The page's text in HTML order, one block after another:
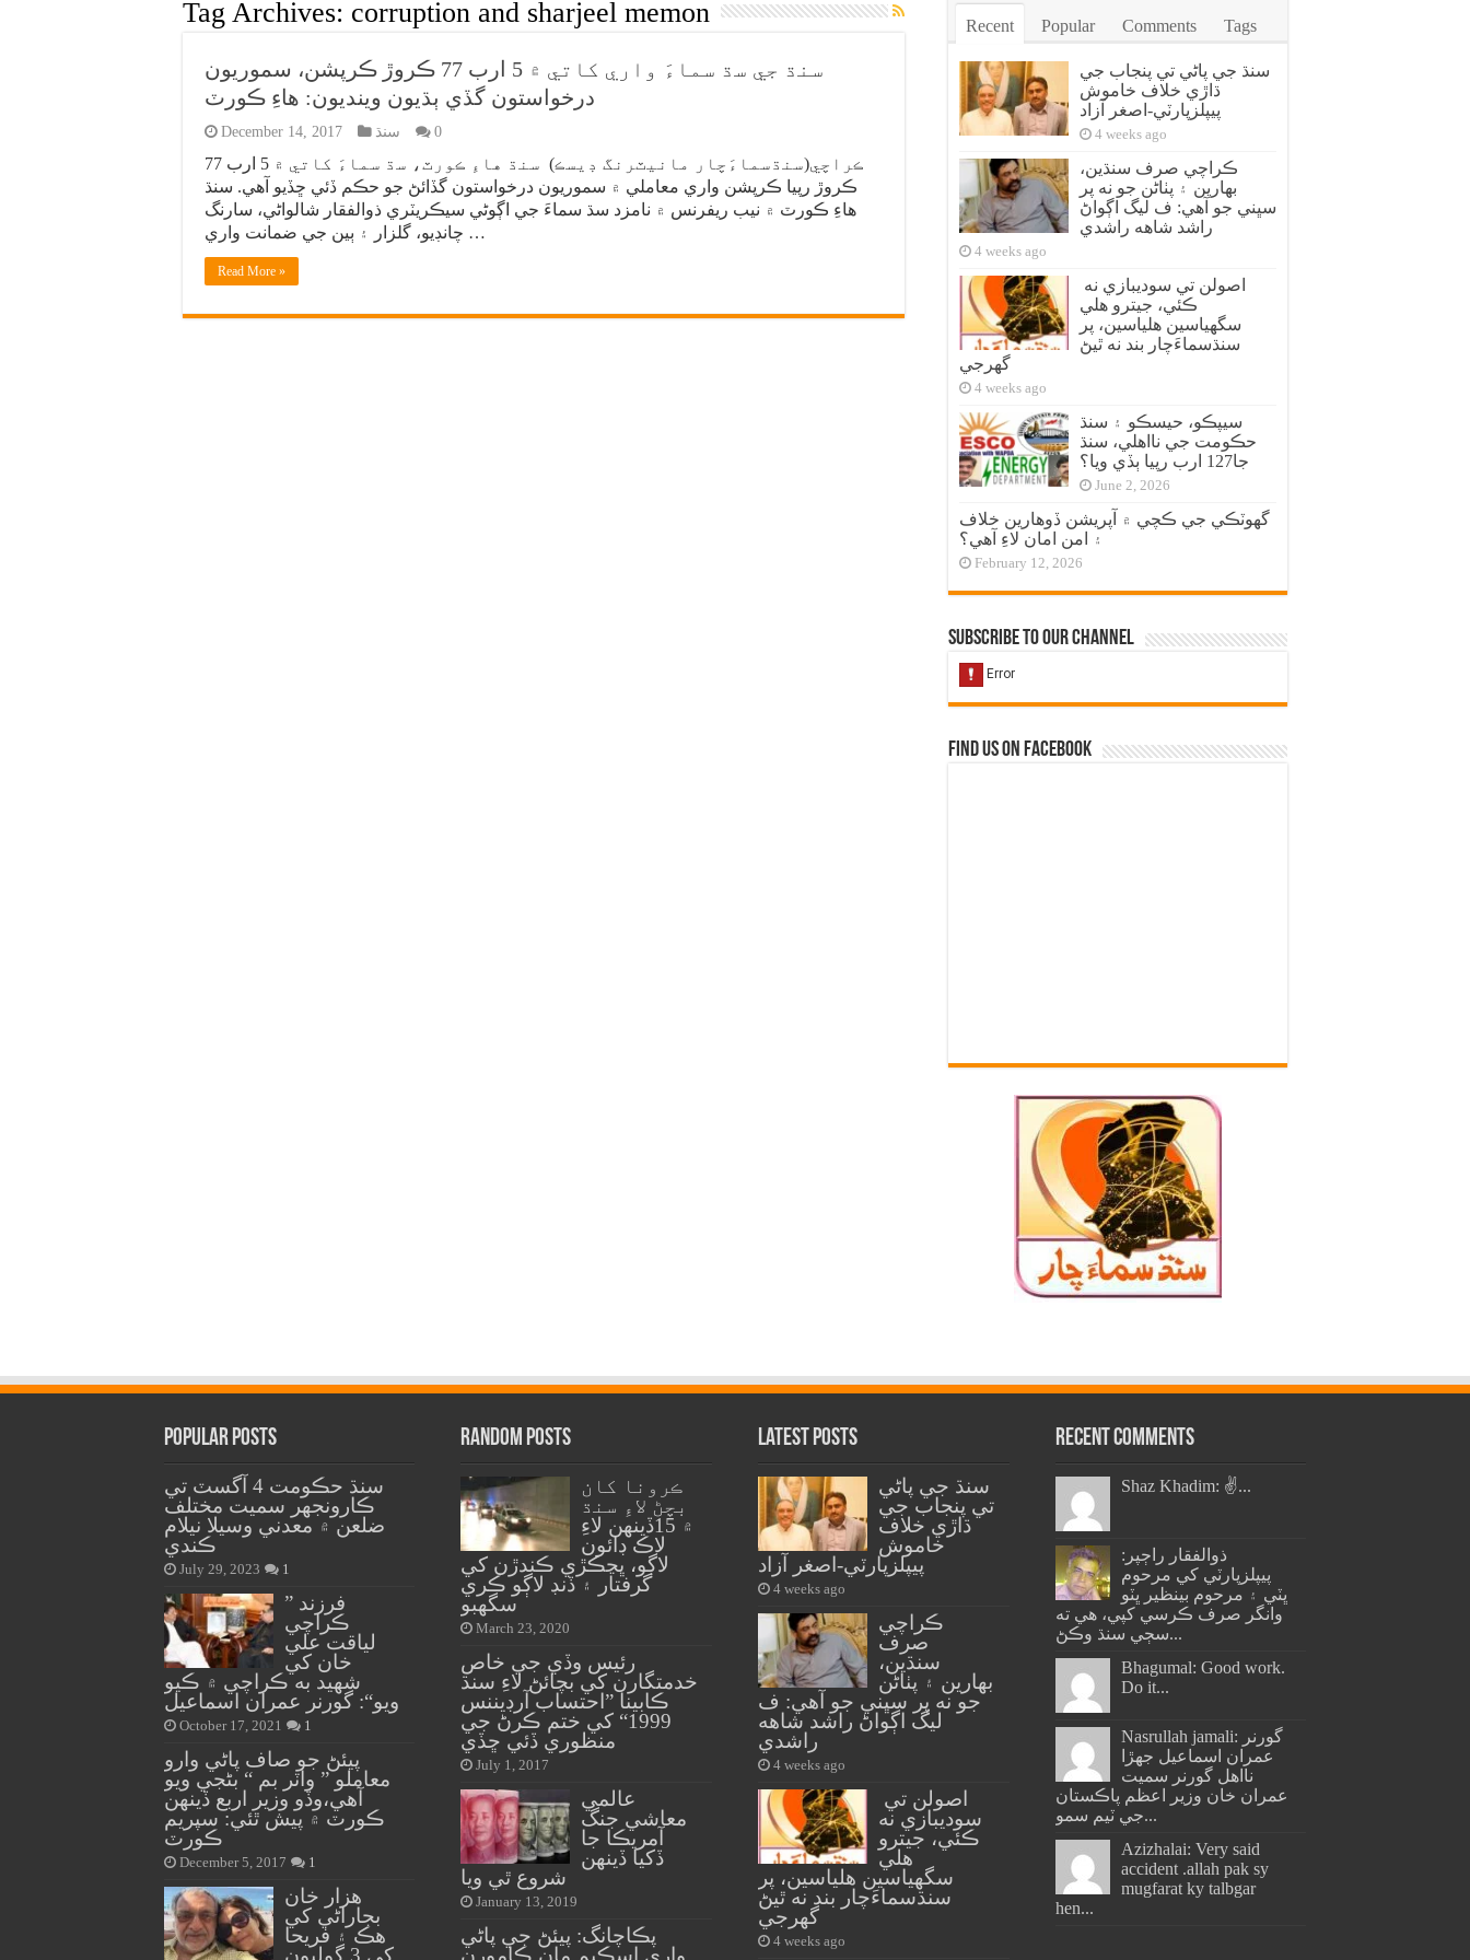
Tag Archives: corruption and sharjeel memon
سنڌ جي سڌ سماءَ واري کاتي ۾ 5 ارب 77 ڪروڙ ڪرپشن، سموريون
درخواستون گڏي ٻڌيون وينديون: هاءِ ڪورٽ
December 14, 2017 سنڌ 0
ڪراچي(سنڌسماءَچار مانيٽرنگ ڊيسڪ) سنڌ هاءِ ڪورٽ، سڌ سماءَ کاتي ۾ 5 ارب 77
ڪروڙ رپيا ڪرپشن واري معاملي ۾ سموريون درخواستون گڏائڻ جو حڪم ڏئي ڇڏيو آهي. سنڌ
هاءِ ڪورٽ ۾ نيب ريفرنس ۾ نامزد سڌ سماءَ جي اڳوڻي سيڪريٽري ذوالفقار شالواڻي، سارنگ
چانڊيو، گلزار ۽ ٻين جي ضمانت واري …
Read More »
Recent Popular Comments Tags
سنڌ جي پاڻي تي پنجاب جي
ڌاڙي خلاف خاموش
پيپلزپارٽي-اصغر آزاد
4 weeks ago
ڪراچي صرف سنڌين،
بهارين ۽ پٺاڻن جو نه پر
سڀني جو آهي: ف ليگ اڳواڻ
راشد شاهه راشدي
4 weeks ago
ڪئي، جيترو هلي
سگهياسين هلياسين، پر
سنڌسماءَچار بند نه ٿيڻ
گهرجي
4 weeks ago
سيپڪو، حيسڪو ۽ سنڌ
حڪومت جي نااهلي، سنڌ
جا127 ارب رپيا ٻڏي ويا؟
June 2, 2026
گهوٽڪي جي ڪچي ۾ آپريشن ڏوهارين خلاف
۽ امن امان لاءِ آهي؟
February 12, 2026
Subscribe to our Channel
Find us on Facebook
Popular Posts
سنڌ حڪومت 4 آگسٽ تي
ڪارونجهر سميت مختلف
ضلعن ۾ معدني وسيلا نيلام
ڪندي
July 29, 2023 1
” فرزند
ڪراچي
لياقت علي
خان کي
شهيد به ڪراچي ۾ ڪيو
ويو“: گورنر عمران اسماعيل
October 17, 2021 1
پيئڻ جو صاف پاڻي وارو
معاملو ” واٽر بم “ بڻجي ويو
آهي،وڏو وزير اربع ڏينهن
ڪورٽ ۾ پيش ٿئي: سپريم
ڪورٽ
December 5, 2017 1
هزار خان
بجاراڻي کي
هڪ ۽ فريحا
کي 3 گوليون
Random Posts
ڪرونا کان
بچڻ لاءِ سنڌ
۾ 15ڏينهن لاءِ
لاڪ ڊائون
لاڳو، ڀڃڪڙي ڪندڙن کي
گرفتار ۽ ڏنڊ لاڳو ڪري
سگهبو
March 23, 2020
رئيس وڏي جي خاص
خدمتگارن کي بچائڻ لاءِ سنڌ
ڪابينا ”احتساب آرڊيننس
1999“ کي ختم ڪرڻ جي
منظوري ڏئي ڇڏي
July 1, 2017
عالمي
معاشي جنگ
آمريڪا جا
ڏکيا ڏينهن
شروع ٿي ويا
January 13, 2019
پڪاچانگ: پيئڻ جي پاڻي
واري اسڪيم مان ڪامورن
Latest Posts
سنڌ جي پاڻي
تي پنجاب جي
ڌاڙي خلاف
خاموش
پيپلزپارٽي-اصغر آزاد
4 weeks ago
ڪراچي
صرف
سنڌين،
بهارين ۽ پٺاڻن
جو نه پر سڀني جو آهي: ف
ليگ اڳواڻ راشد شاهه
راشدي
4 weeks ago
سوديبازي نه
ڪئي، جيترو
هلي
سگهياسين هلياسين، پر
سنڌسماءَچار بند نه ٿيڻ
گهرجي
4 weeks ago
Recent Comments
Shaz Khadim: ✌️...
ذوالفقار راڄپر:
پيپلزپارٽي کي مرحوم
ڀٽي ۽ مرحوم بينظير ڀٽو
وانگر صرف ڪرسي کپي، هي ته
سڄي سنڌ وڪڻ...
Bhagumal: Good work.
Do it...
Nasrullah jamali: گورنر
عمران اسماعيل جھڙا
نااهل گورنر سميت
عمران خان وزير اعظم پاڪستان
جي ٽيم سمو...
Azizhalai: Very said
accident .allah pak sy
mugfarat ky talbgar
hen...